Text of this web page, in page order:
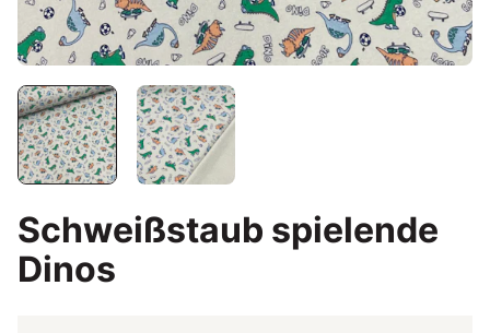
Schweißstaub spielende
Dinos